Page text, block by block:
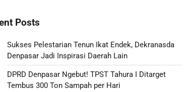
Posts
Sukses Pelestarian Tenun Ikat Endek, Dekranasda
Denpasar Jadi Inspirasi Daerah Lain
DPRD Denpasar Ngebut! TPST Tahura I Ditarget
Tembus 300 Ton Sampah per Hari